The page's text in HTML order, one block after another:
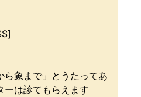
ら象まで」とうたってあ
ーは診てもらえます